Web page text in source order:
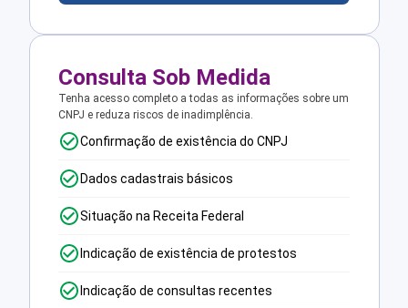
Consulta Sob Medida
Tenha acesso completo a todas as informações sobre um
CNPJ e reduza riscos de inadimplência.
Confirmação de existência do CNPJ
Dados cadastrais básicos
Situação na Receita Federal
Indicação de existência de protestos
Indicação de consultas recentes